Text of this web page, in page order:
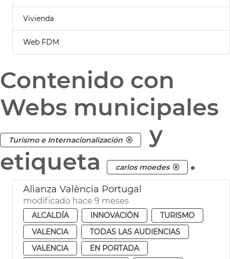
Vivienda
Web FDM
Contenido con
Webs municipales
Turismo e Internacionalización
y
etiqueta
carlos moedes .
Alianza València Portugal
modificado hace 9 meses
ALCALDÍA INNOVACIÓN
TURISMO
VALENCIA
TODAS LAS AUDIENCIAS
VALENCIA
EN PORTADA